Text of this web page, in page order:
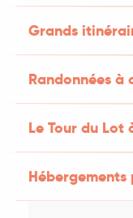
Grands
Randonnées
Le Tour du Lot
!